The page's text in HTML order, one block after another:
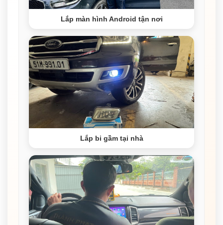
Lắp màn hình Android tận nơi
Lắp bi gầm tại nhà